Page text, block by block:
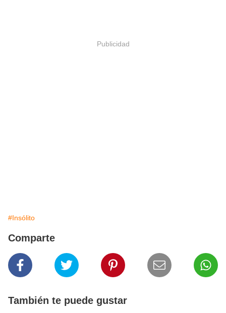
Publicidad
#Insólito
Comparte
También te puede gustar